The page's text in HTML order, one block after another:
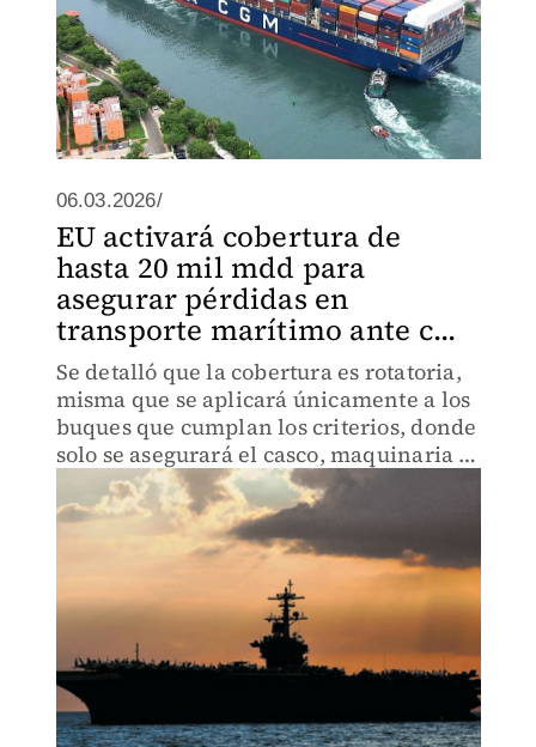
06.03.2026/
EU activará cobertura de
hasta 20 mil mdd para
asegurar pérdidas en
transporte marítimo ante c...
Se detalló que la cobertura es rotatoria,
misma que se aplicará únicamente a los
buques que cumplan los criterios, donde
solo se asegurará el casco, maquinaria y
carga.